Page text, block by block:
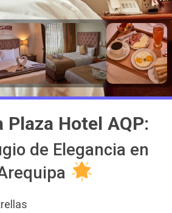
Plaza Hotel AQP:
de Elegancia en